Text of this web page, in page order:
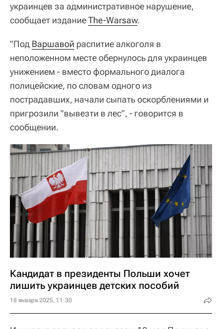
украинцев за административное нарушение,
сообщает изданиеThe-Warsaw.
"Под Варшавой распитие алкоголя в
неположенном месте обернулось для украинцев
унижением - вместо формального диалога
полицейские, по словам одного из
пострадавших, начали сыпать оскорблениями и
пригрозили "вывезти в лес", - говорится в
сообщении.
Кандидат в президенты Польши хочет
лишить украинцев детских пособий
18 января 2025, 11:30